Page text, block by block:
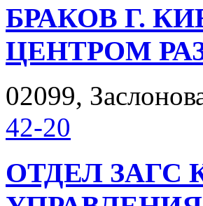
БРАКОВ Г.
ЦЕНТРОМ
02099,
42-20
ОТДЕЛ ЗАГС